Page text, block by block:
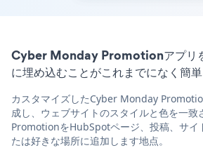
Cyber Monday Promotionアプリ
に埋め込むことがこれまでになく簡
カスタマイズしたCyber Monday
成し、ウェブサイトのスタイルと色を一
PromotionをHubSpotページ、投稿、サイ
たは好きな場所に追加します地点。